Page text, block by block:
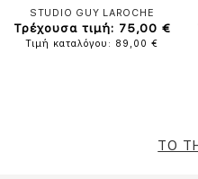
STUDIO GUY LAROCHE
Τρέχουσα τιμή: 75,00 €
Τιμή καταλόγου: 89,00 €
TO